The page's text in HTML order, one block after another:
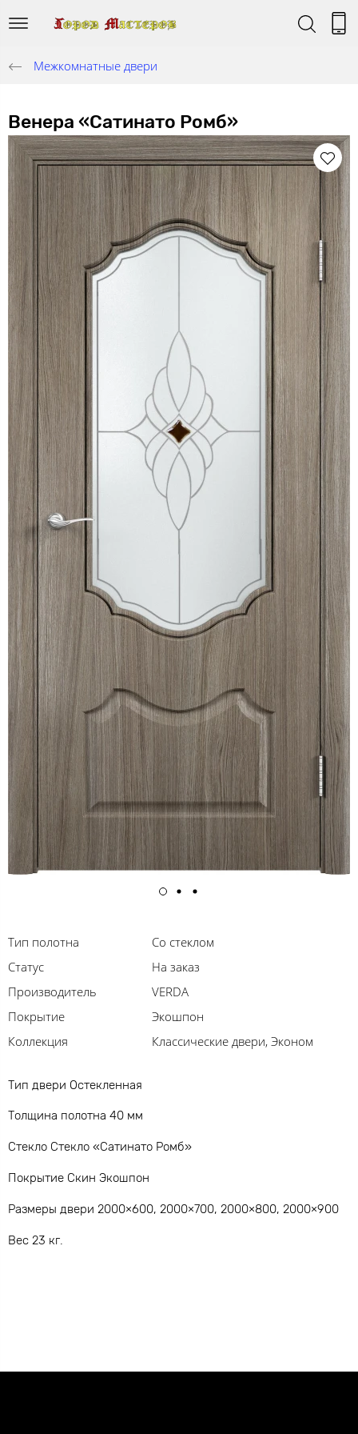
Межкомнатные двери
Венера «Сатинато Ромб»
Тип полотна
Со стеклом
Статус
На заказ
Производитель
VERDA
Покрытие
Экошпон
Коллекция
Классические двери, Эконом
Тип двери Остекленная
Толщина полотна 40 мм
Стекло Стекло «Сатинато Ромб»
Покрытие Скин Экошпон
Размеры двери 2000×600, 2000×700, 2000×800, 2000×900
Вес 23 кг.